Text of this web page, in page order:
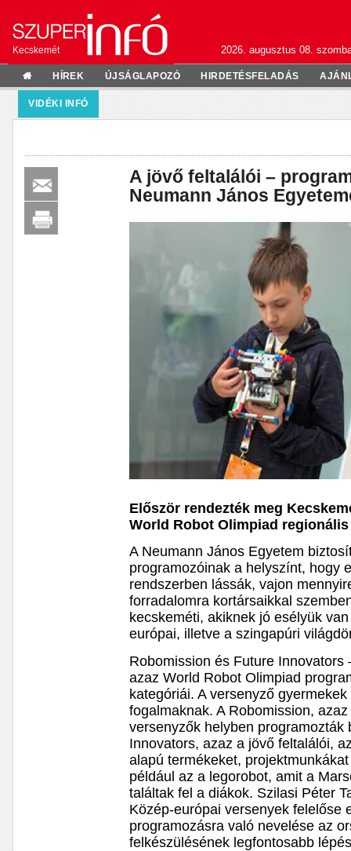
Kecskemét 2026. augusztus 08.
HÍREK ÚJSÁGLAPOZÓ HIRDETÉSFELADÁS
VIDÉKI INFÓ
A jövő feltalálói –
Neumann János
Először rendezték meg
World Robot Olimpiad
A Neumann János Egyetem
programozóinak a helyszínt, hogy
rendszerben lássák, vajon
forradalomra kortársaikkal
kecskeméti, akiknek jó esélyük
európai, illetve a szingapúri
Robomission és Future
azaz World Robot Olimpiad
kategóriái. A versenyző
fogalmaknak. A Robomission,
versenyzők helyben
Innovators, azaz a jövő feltalálói,
alapú termékeket,
például az a legorobot, amit a
találtak fel a diákok. Szilasi Péter
Közép-európai versenyek felelőse
programozásra való nevelése az
felkészülésének legfontosabb